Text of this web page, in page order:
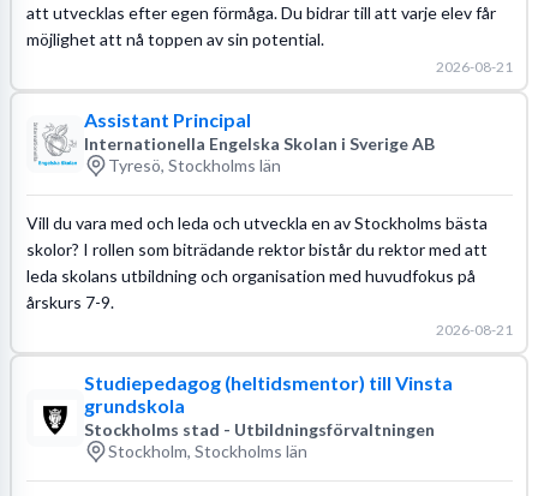
att utvecklas efter egen förmåga. Du bidrar till att varje elev får
möjlighet att nå toppen av sin potential.
2026-08-21
Assistant Principal
Internationella Engelska Skolan i Sverige AB
Tyresö, Stockholms län
Vill du vara med och leda och utveckla en av Stockholms bästa
skolor? I rollen som biträdande rektor bistår du rektor med att
leda skolans utbildning och organisation med huvudfokus på
årskurs 7-9.
2026-08-21
Studiepedagog (heltidsmentor) till Vinsta
grundskola
Stockholms stad - Utbildningsförvaltningen
Stockholm, Stockholms län